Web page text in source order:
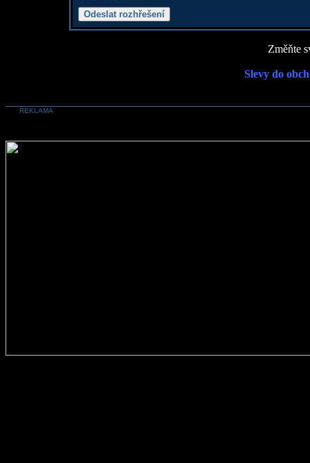
Změňte
Slevy do
REKLAMA